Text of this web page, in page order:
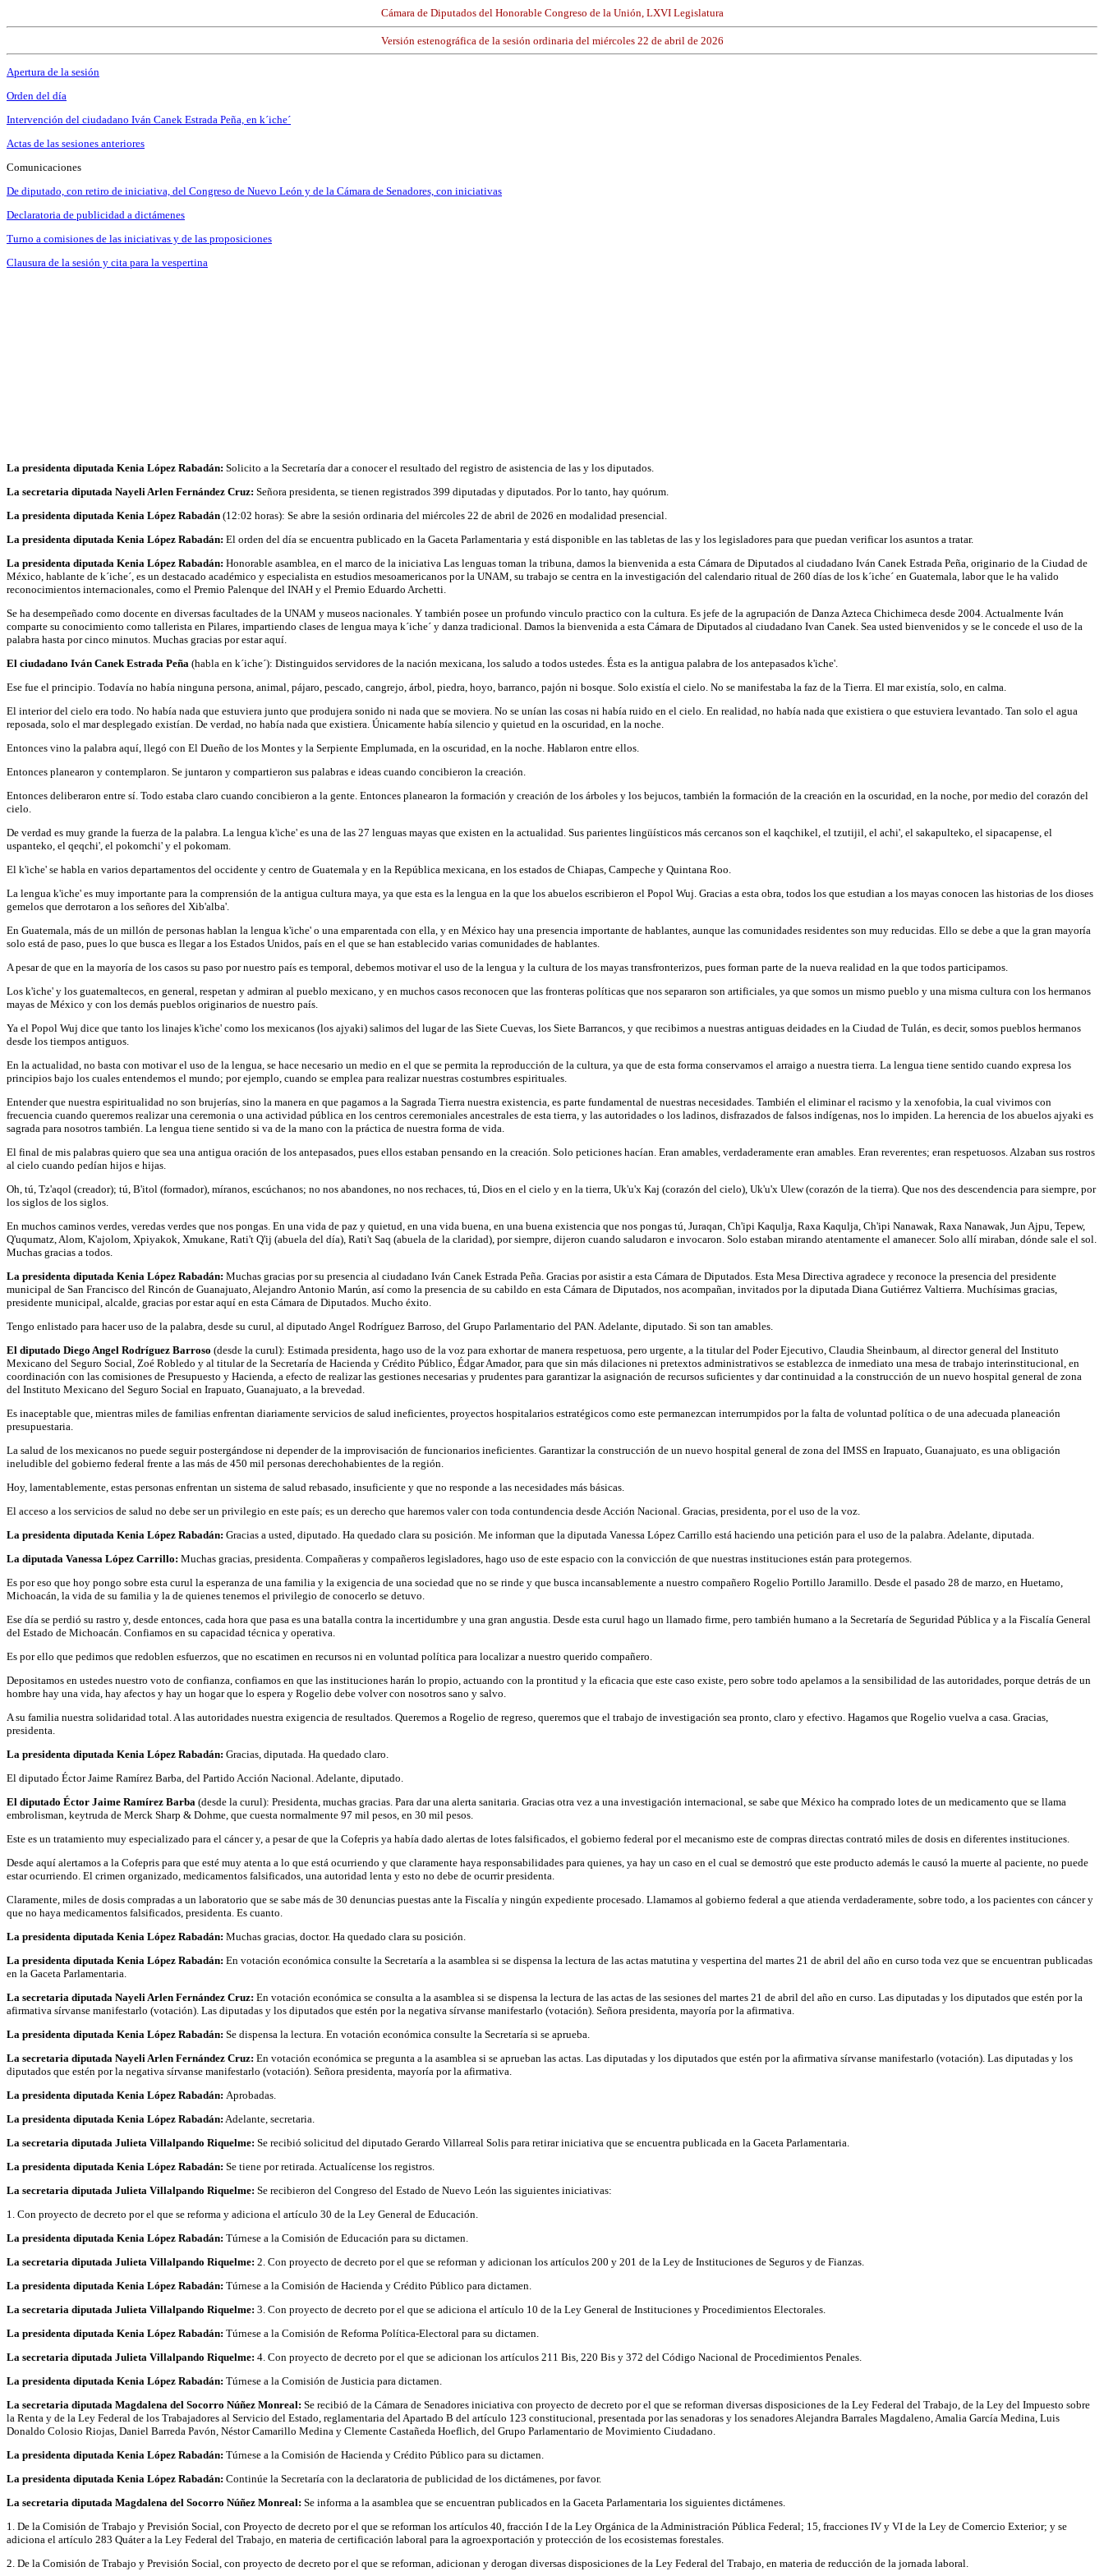
Cámara de Diputados del Honorable Congreso de la Unión, LXVI Legislatura
Versión estenográfica de la sesión ordinaria del miércoles 22 de abril de 2026
Apertura de la sesión
Orden del día
Intervención del ciudadano Iván Canek Estrada Peña, en k´iche´
Actas de las sesiones anteriores
Comunicaciones
De diputado, con retiro de iniciativa, del Congreso de Nuevo León y de la Cámara de Senadores, con iniciativas
Declaratoria de publicidad a dictámenes
Turno a comisiones de las iniciativas y de las proposiciones
Clausura de la sesión y cita para la vespertina
La presidenta diputada Kenia López Rabadán: Solicito a la Secretaría dar a conocer el resultado del registro de asistencia de las y los diputados.
La secretaria diputada Nayeli Arlen Fernández Cruz: Señora presidenta, se tienen registrados 399 diputadas y diputados. Por lo tanto, hay quórum.
La presidenta diputada Kenia López Rabadán (12:02 horas): Se abre la sesión ordinaria del miércoles 22 de abril de 2026 en modalidad presencial.
La presidenta diputada Kenia López Rabadán: El orden del día se encuentra publicado en la Gaceta Parlamentaria y está disponible en las tabletas de las y los legisladores para que puedan verificar los asuntos a tratar.
La presidenta diputada Kenia López Rabadán: Honorable asamblea, en el marco de la iniciativa Las lenguas toman la tribuna, damos la bienvenida a esta Cámara de Diputados al ciudadano Iván Canek Estrada Peña, originario de la Ciudad de
México, hablante de k´iche´, es un destacado académico y especialista en estudios mesoamericanos por la UNAM, su trabajo se centra en la investigación del calendario ritual de 260 días de los k´iche´ en Guatemala, labor que le ha valido
reconocimientos internacionales, como el Premio Palenque del INAH y el Premio Eduardo Archetti.
Se ha desempeñado como docente en diversas facultades de la UNAM y museos nacionales. Y también posee un profundo vinculo practico con la cultura. Es jefe de la agrupación de Danza Azteca Chichimeca desde 2004. Actualmente Iván
comparte su conocimiento como tallerista en Pilares, impartiendo clases de lengua maya k´iche´ y danza tradicional. Damos la bienvenida a esta Cámara de Diputados al ciudadano Ivan Canek. Sea usted bienvenidos y se le concede el uso de la
palabra hasta por cinco minutos. Muchas gracias por estar aquí.
El ciudadano Iván Canek Estrada Peña (habla en k´iche´): Distinguidos servidores de la nación mexicana, los saludo a todos ustedes. Ésta es la antigua palabra de los antepasados k'iche'.
Ese fue el principio. Todavía no había ninguna persona, animal, pájaro, pescado, cangrejo, árbol, piedra, hoyo, barranco, pajón ni bosque. Solo existía el cielo. No se manifestaba la faz de la Tierra. El mar existía, solo, en calma.
El interior del cielo era todo. No había nada que estuviera junto que produjera sonido ni nada que se moviera. No se unían las cosas ni había ruido en el cielo. En realidad, no había nada que existiera o que estuviera levantado. Tan solo el agua
reposada, solo el mar desplegado existían. De verdad, no había nada que existiera. Únicamente había silencio y quietud en la oscuridad, en la noche.
Entonces vino la palabra aquí, llegó con El Dueño de los Montes y la Serpiente Emplumada, en la oscuridad, en la noche. Hablaron entre ellos.
Entonces planearon y contemplaron. Se juntaron y compartieron sus palabras e ideas cuando concibieron la creación.
Entonces deliberaron entre sí. Todo estaba claro cuando concibieron a la gente. Entonces planearon la formación y creación de los árboles y los bejucos, también la formación de la creación en la oscuridad, en la noche, por medio del corazón del
cielo.
De verdad es muy grande la fuerza de la palabra. La lengua k'iche' es una de las 27 lenguas mayas que existen en la actualidad. Sus parientes lingüísticos más cercanos son el kaqchikel, el tzutijil, el achi', el sakapulteko, el sipacapense, el
uspanteko, el qeqchi', el pokomchi' y el pokomam.
El k'iche' se habla en varios departamentos del occidente y centro de Guatemala y en la República mexicana, en los estados de Chiapas, Campeche y Quintana Roo.
La lengua k'iche' es muy importante para la comprensión de la antigua cultura maya, ya que esta es la lengua en la que los abuelos escribieron el Popol Wuj. Gracias a esta obra, todos los que estudian a los mayas conocen las historias de los dioses
gemelos que derrotaron a los señores del Xib'alba'.
En Guatemala, más de un millón de personas hablan la lengua k'iche' o una emparentada con ella, y en México hay una presencia importante de hablantes, aunque las comunidades residentes son muy reducidas. Ello se debe a que la gran mayoría
solo está de paso, pues lo que busca es llegar a los Estados Unidos, país en el que se han establecido varias comunidades de hablantes.
A pesar de que en la mayoría de los casos su paso por nuestro país es temporal, debemos motivar el uso de la lengua y la cultura de los mayas transfronterizos, pues forman parte de la nueva realidad en la que todos participamos.
Los k'iche' y los guatemaltecos, en general, respetan y admiran al pueblo mexicano, y en muchos casos reconocen que las fronteras políticas que nos separaron son artificiales, ya que somos un mismo pueblo y una misma cultura con los hermanos
mayas de México y con los demás pueblos originarios de nuestro país.
Ya el Popol Wuj dice que tanto los linajes k'iche' como los mexicanos (los ajyaki) salimos del lugar de las Siete Cuevas, los Siete Barrancos, y que recibimos a nuestras antiguas deidades en la Ciudad de Tulán, es decir, somos pueblos hermanos
desde los tiempos antiguos.
En la actualidad, no basta con motivar el uso de la lengua, se hace necesario un medio en el que se permita la reproducción de la cultura, ya que de esta forma conservamos el arraigo a nuestra tierra. La lengua tiene sentido cuando expresa los
principios bajo los cuales entendemos el mundo; por ejemplo, cuando se emplea para realizar nuestras costumbres espirituales.
Entender que nuestra espiritualidad no son brujerías, sino la manera en que pagamos a la Sagrada Tierra nuestra existencia, es parte fundamental de nuestras necesidades. También el eliminar el racismo y la xenofobia, la cual vivimos con
frecuencia cuando queremos realizar una ceremonia o una actividad pública en los centros ceremoniales ancestrales de esta tierra, y las autoridades o los ladinos, disfrazados de falsos indígenas, nos lo impiden. La herencia de los abuelos ajyaki es
sagrada para nosotros también. La lengua tiene sentido si va de la mano con la práctica de nuestra forma de vida.
El final de mis palabras quiero que sea una antigua oración de los antepasados, pues ellos estaban pensando en la creación. Solo peticiones hacían. Eran amables, verdaderamente eran amables. Eran reverentes; eran respetuosos. Alzaban sus rostros
al cielo cuando pedían hijos e hijas.
Oh, tú, Tz'aqol (creador); tú, B'itol (formador), míranos, escúchanos; no nos abandones, no nos rechaces, tú, Dios en el cielo y en la tierra, Uk'u'x Kaj (corazón del cielo), Uk'u'x Ulew (corazón de la tierra). Que nos des descendencia para siempre, por
los siglos de los siglos.
En muchos caminos verdes, veredas verdes que nos pongas. En una vida de paz y quietud, en una vida buena, en una buena existencia que nos pongas tú, Juraqan, Ch'ipi Kaqulja, Raxa Kaqulja, Ch'ipi Nanawak, Raxa Nanawak, Jun Ajpu, Tepew,
Q'uqumatz, Alom, K'ajolom, Xpiyakok, Xmukane, Rati't Q'ij (abuela del día), Rati't Saq (abuela de la claridad), por siempre, dijeron cuando saludaron e invocaron. Solo estaban mirando atentamente el amanecer. Solo allí miraban, dónde sale el sol.
Muchas gracias a todos.
La presidenta diputada Kenia López Rabadán: Muchas gracias por su presencia al ciudadano Iván Canek Estrada Peña. Gracias por asistir a esta Cámara de Diputados. Esta Mesa Directiva agradece y reconoce la presencia del presidente
municipal de San Francisco del Rincón de Guanajuato, Alejandro Antonio Marún, así como la presencia de su cabildo en esta Cámara de Diputados, nos acompañan, invitados por la diputada Diana Gutiérrez Valtierra. Muchísimas gracias,
presidente municipal, alcalde, gracias por estar aquí en esta Cámara de Diputados. Mucho éxito.
Tengo enlistado para hacer uso de la palabra, desde su curul, al diputado Angel Rodríguez Barroso, del Grupo Parlamentario del PAN. Adelante, diputado. Si son tan amables.
El diputado Diego Angel Rodríguez Barroso (desde la curul): Estimada presidenta, hago uso de la voz para exhortar de manera respetuosa, pero urgente, a la titular del Poder Ejecutivo, Claudia Sheinbaum, al director general del Instituto
Mexicano del Seguro Social, Zoé Robledo y al titular de la Secretaría de Hacienda y Crédito Público, Édgar Amador, para que sin más dilaciones ni pretextos administrativos se establezca de inmediato una mesa de trabajo interinstitucional, en
coordinación con las comisiones de Presupuesto y Hacienda, a efecto de realizar las gestiones necesarias y prudentes para garantizar la asignación de recursos suficientes y dar continuidad a la construcción de un nuevo hospital general de zona
del Instituto Mexicano del Seguro Social en Irapuato, Guanajuato, a la brevedad.
Es inaceptable que, mientras miles de familias enfrentan diariamente servicios de salud ineficientes, proyectos hospitalarios estratégicos como este permanezcan interrumpidos por la falta de voluntad política o de una adecuada planeación
presupuestaria.
La salud de los mexicanos no puede seguir postergándose ni depender de la improvisación de funcionarios ineficientes. Garantizar la construcción de un nuevo hospital general de zona del IMSS en Irapuato, Guanajuato, es una obligación
ineludible del gobierno federal frente a las más de 450 mil personas derechohabientes de la región.
Hoy, lamentablemente, estas personas enfrentan un sistema de salud rebasado, insuficiente y que no responde a las necesidades más básicas.
El acceso a los servicios de salud no debe ser un privilegio en este país; es un derecho que haremos valer con toda contundencia desde Acción Nacional. Gracias, presidenta, por el uso de la voz.
La presidenta diputada Kenia López Rabadán: Gracias a usted, diputado. Ha quedado clara su posición. Me informan que la diputada Vanessa López Carrillo está haciendo una petición para el uso de la palabra. Adelante, diputada.
La diputada Vanessa López Carrillo: Muchas gracias, presidenta. Compañeras y compañeros legisladores, hago uso de este espacio con la convicción de que nuestras instituciones están para protegernos.
Es por eso que hoy pongo sobre esta curul la esperanza de una familia y la exigencia de una sociedad que no se rinde y que busca incansablemente a nuestro compañero Rogelio Portillo Jaramillo. Desde el pasado 28 de marzo, en Huetamo,
Michoacán, la vida de su familia y la de quienes tenemos el privilegio de conocerlo se detuvo.
Ese día se perdió su rastro y, desde entonces, cada hora que pasa es una batalla contra la incertidumbre y una gran angustia. Desde esta curul hago un llamado firme, pero también humano a la Secretaría de Seguridad Pública y a la Fiscalía General
del Estado de Michoacán. Confiamos en su capacidad técnica y operativa.
Es por ello que pedimos que redoblen esfuerzos, que no escatimen en recursos ni en voluntad política para localizar a nuestro querido compañero.
Depositamos en ustedes nuestro voto de confianza, confiamos en que las instituciones harán lo propio, actuando con la prontitud y la eficacia que este caso existe, pero sobre todo apelamos a la sensibilidad de las autoridades, porque detrás de un
hombre hay una vida, hay afectos y hay un hogar que lo espera y Rogelio debe volver con nosotros sano y salvo.
A su familia nuestra solidaridad total. A las autoridades nuestra exigencia de resultados. Queremos a Rogelio de regreso, queremos que el trabajo de investigación sea pronto, claro y efectivo. Hagamos que Rogelio vuelva a casa. Gracias,
presidenta.
La presidenta diputada Kenia López Rabadán: Gracias, diputada. Ha quedado claro.
El diputado Éctor Jaime Ramírez Barba, del Partido Acción Nacional. Adelante, diputado.
El diputado Éctor Jaime Ramírez Barba (desde la curul): Presidenta, muchas gracias. Para dar una alerta sanitaria. Gracias otra vez a una investigación internacional, se sabe que México ha comprado lotes de un medicamento que se llama
embrolisman, keytruda de Merck Sharp & Dohme, que cuesta normalmente 97 mil pesos, en 30 mil pesos.
Este es un tratamiento muy especializado para el cáncer y, a pesar de que la Cofepris ya había dado alertas de lotes falsificados, el gobierno federal por el mecanismo este de compras directas contrató miles de dosis en diferentes instituciones.
Desde aquí alertamos a la Cofepris para que esté muy atenta a lo que está ocurriendo y que claramente haya responsabilidades para quienes, ya hay un caso en el cual se demostró que este producto además le causó la muerte al paciente, no puede
estar ocurriendo. El crimen organizado, medicamentos falsificados, una autoridad lenta y esto no debe de ocurrir presidenta.
Claramente, miles de dosis compradas a un laboratorio que se sabe más de 30 denuncias puestas ante la Fiscalía y ningún expediente procesado. Llamamos al gobierno federal a que atienda verdaderamente, sobre todo, a los pacientes con cáncer y
que no haya medicamentos falsificados, presidenta. Es cuanto.
La presidenta diputada Kenia López Rabadán: Muchas gracias, doctor. Ha quedado clara su posición.
La presidenta diputada Kenia López Rabadán: En votación económica consulte la Secretaría a la asamblea si se dispensa la lectura de las actas matutina y vespertina del martes 21 de abril del año en curso toda vez que se encuentran publicadas
en la Gaceta Parlamentaria.
La secretaria diputada Nayeli Arlen Fernández Cruz: En votación económica se consulta a la asamblea si se dispensa la lectura de las actas de las sesiones del martes 21 de abril del año en curso. Las diputadas y los diputados que estén por la
afirmativa sírvanse manifestarlo (votación). Las diputadas y los diputados que estén por la negativa sírvanse manifestarlo (votación). Señora presidenta, mayoría por la afirmativa.
La presidenta diputada Kenia López Rabadán: Se dispensa la lectura. En votación económica consulte la Secretaría si se aprueba.
La secretaria diputada Nayeli Arlen Fernández Cruz: En votación económica se pregunta a la asamblea si se aprueban las actas. Las diputadas y los diputados que estén por la afirmativa sírvanse manifestarlo (votación). Las diputadas y los
diputados que estén por la negativa sírvanse manifestarlo (votación). Señora presidenta, mayoría por la afirmativa.
La presidenta diputada Kenia López Rabadán: Aprobadas.
La presidenta diputada Kenia López Rabadán: Adelante, secretaria.
La secretaria diputada Julieta Villalpando Riquelme: Se recibió solicitud del diputado Gerardo Villarreal Solis para retirar iniciativa que se encuentra publicada en la Gaceta Parlamentaria.
La presidenta diputada Kenia López Rabadán: Se tiene por retirada. Actualícense los registros.
La secretaria diputada Julieta Villalpando Riquelme: Se recibieron del Congreso del Estado de Nuevo León las siguientes iniciativas:
1. Con proyecto de decreto por el que se reforma y adiciona el artículo 30 de la Ley General de Educación.
La presidenta diputada Kenia López Rabadán: Túrnese a la Comisión de Educación para su dictamen.
La secretaria diputada Julieta Villalpando Riquelme: 2. Con proyecto de decreto por el que se reforman y adicionan los artículos 200 y 201 de la Ley de Instituciones de Seguros y de Fianzas.
La presidenta diputada Kenia López Rabadán: Túrnese a la Comisión de Hacienda y Crédito Público para dictamen.
La secretaria diputada Julieta Villalpando Riquelme: 3. Con proyecto de decreto por el que se adiciona el artículo 10 de la Ley General de Instituciones y Procedimientos Electorales.
La presidenta diputada Kenia López Rabadán: Túrnese a la Comisión de Reforma Política-Electoral para su dictamen.
La secretaria diputada Julieta Villalpando Riquelme: 4. Con proyecto de decreto por el que se adicionan los artículos 211 Bis, 220 Bis y 372 del Código Nacional de Procedimientos Penales.
La presidenta diputada Kenia López Rabadán: Túrnese a la Comisión de Justicia para dictamen.
La secretaria diputada Magdalena del Socorro Núñez Monreal: Se recibió de la Cámara de Senadores iniciativa con proyecto de decreto por el que se reforman diversas disposiciones de la Ley Federal del Trabajo, de la Ley del Impuesto sobre
la Renta y de la Ley Federal de los Trabajadores al Servicio del Estado, reglamentaria del Apartado B del artículo 123 constitucional, presentada por las senadoras y los senadores Alejandra Barrales Magdaleno, Amalia García Medina, Luis
Donaldo Colosio Riojas, Daniel Barreda Pavón, Néstor Camarillo Medina y Clemente Castañeda Hoeflich, del Grupo Parlamentario de Movimiento Ciudadano.
La presidenta diputada Kenia López Rabadán: Túrnese a la Comisión de Hacienda y Crédito Público para su dictamen.
La presidenta diputada Kenia López Rabadán: Continúe la Secretaría con la declaratoria de publicidad de los dictámenes, por favor.
La secretaria diputada Magdalena del Socorro Núñez Monreal: Se informa a la asamblea que se encuentran publicados en la Gaceta Parlamentaria los siguientes dictámenes.
1. De la Comisión de Trabajo y Previsión Social, con Proyecto de decreto por el que se reforman los artículos 40, fracción I de la Ley Orgánica de la Administración Pública Federal; 15, fracciones IV y VI de la Ley de Comercio Exterior; y se
adiciona el artículo 283 Quáter a la Ley Federal del Trabajo, en materia de certificación laboral para la agroexportación y protección de los ecosistemas forestales.
2. De la Comisión de Trabajo y Previsión Social, con proyecto de decreto por el que se reforman, adicionan y derogan diversas disposiciones de la Ley Federal del Trabajo, en materia de reducción de la jornada laboral.